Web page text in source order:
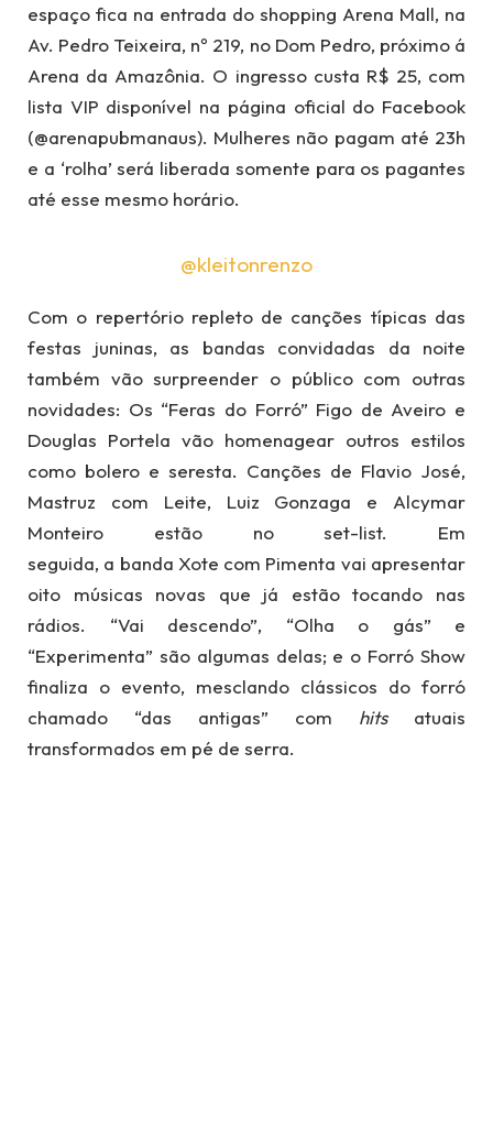
espaço fica na entrada do shopping Arena Mall, na
Av. Pedro Teixeira, nº 219, no Dom Pedro, próximo á
Arena da Amazônia. O ingresso custa R$ 25, com
lista VIP disponível na página oficial do Facebook
(@arenapubmanaus). Mulheres não pagam até 23h
e a ‘rolha’ será liberada somente para os pagantes
até esse mesmo horário.
@kleitonrenzo
Com o repertório repleto de canções típicas das
festas juninas, as bandas convidadas da noite
também vão surpreender o público com outras
novidades: Os “Feras do Forró” Figo de Aveiro e
Douglas Portela vão homenagear outros estilos
como bolero e seresta. Canções de Flavio José,
Mastruz com Leite, Luiz Gonzaga e Alcymar
Monteiro estão no set-list. Em
seguida, a banda Xote com Pimenta vai apresentar
oito músicas novas que já estão tocando nas
rádios. “Vai descendo”, “Olha o gás” e
“Experimenta” são algumas delas; e o Forró Show
finaliza o evento, mesclando clássicos do forró
chamado “das antigas” com hitsatuais
transformados em pé de serra.